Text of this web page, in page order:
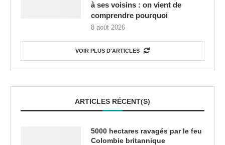
à ses voisins : on vient de
comprendre pourquoi
8 août 2026
VOIR PLUS D'ARTICLES
ARTICLES RÉCENT(S)
5000 hectares ravagés par le feu
Colombie britannique